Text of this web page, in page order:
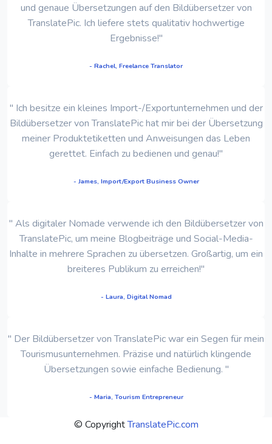
und genaue Übersetzungen auf den Bildübersetzer von
TranslatePic. Ich liefere stets qualitativ hochwertige
Ergebnisse!"
- Rachel, Freelance Translator
" Ich besitze ein kleines Import-/Exportunternehmen und der
Bildübersetzer von TranslatePic hat mir bei der Übersetzung
meiner Produktetiketten und Anweisungen das Leben
gerettet. Einfach zu bedienen und genau!"
- James, Import/Export Business Owner
" Als digitaler Nomade verwende ich den Bildübersetzer von
TranslatePic, um meine Blogbeiträge und Social-Media-
Inhalte in mehrere Sprachen zu übersetzen. Großartig, um ein
breiteres Publikum zu erreichen!"
- Laura, Digital Nomad
" Der Bildübersetzer von TranslatePic war ein Segen für mein
Tourismusunternehmen. Präzise und natürlich klingende
Übersetzungen sowie einfache Bedienung. "
- Maria, Tourism Entrepreneur
© CopyrightTranslatePic.com